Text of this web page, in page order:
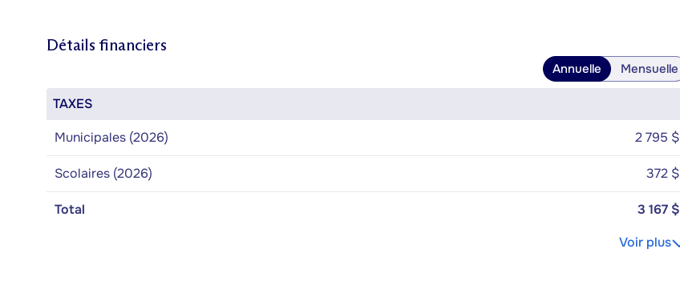
Détails financiers
Annuelle Mensuelle
TAXES
Municipales (2026)
2 795 $
Scolaires (2026) 372 $
Total
3 167 $
Voir plus